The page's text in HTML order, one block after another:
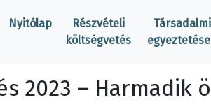
Nyitólap
Részvételi
költségvetés
Társadalmi
2023 – Harmadik